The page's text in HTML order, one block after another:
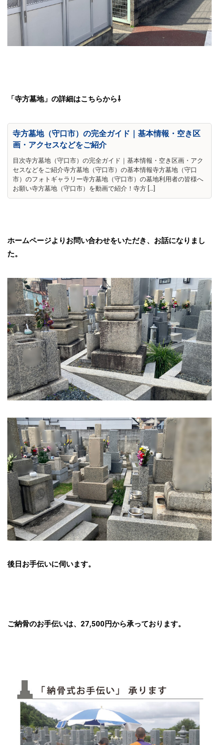
「寺方墓地」の詳細はこちらから⇩
寺方墓地（守口市）の完全ガイド｜基本情報・空き区
画・アクセスなどをご紹介
目次寺方墓地（守口市）の完全ガイド｜基本情報・空き区画・アク
セスなどをご紹介寺方墓地（守口市）の基本情報寺方墓地（守口
市）のフォトギャラリー寺方墓地（守口市）の墓地利用者の皆様へ
お願い寺方墓地（守口市）を動画で紹介！寺方 […]
ホームページよりお問い合わせをいただき、お話になりまし
た。
後日お手伝いに伺います。
ご納骨のお手伝いは、27,500円から承っております。